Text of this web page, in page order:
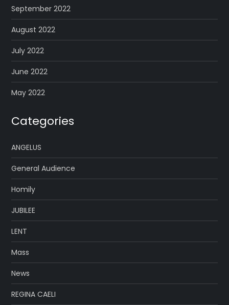
September 2022
August 2022
July 2022
June 2022
May 2022
Categories
ANGELUS
General Audience
Homily
JUBILEE
LENT
Mass
News
REGINA CAELI